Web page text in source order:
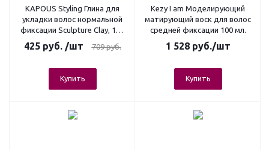
KAPOUS Styling Глина для
укладки волос нормальной
фиксации Sculpture Clay, 100
мл.
425руб. /шт 709руб.
Купить
Kezy I am Моделирующий
матирующий воск для волос
средней фиксации 100 мл.
1 528руб./шт
Купить